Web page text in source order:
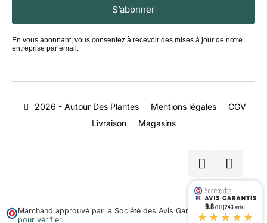
S’abonner
En vous abonnant, vous consentez à recevoir des mises à jour de notre
entreprise par email.
2026 - Autour Des Plantes Mentions légales
CGV
Livraison
Magasins
Marchand approuvé par la Société des Avis Garantis,cliquez ici
pour vérifier.
9.8/10 (243 avis)
★★★★★